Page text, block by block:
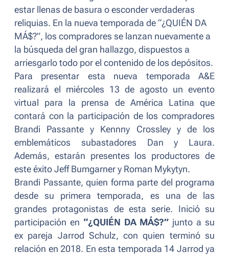
estar llenas de basura o esconder verdaderas
reliquias. En la nueva temporada de “¿QUIÉN DA
MÁ$?”, los compradores se lanzan nuevamente a
la búsqueda del gran hallazgo, dispuestos a
arriesgarlo todo por el contenido de los depósitos.
Para presentar esta nueva temporada A&E
realizará el miércoles 13 de agosto un evento
virtual para la prensa de América Latina que
contará con la participación de los compradores
Brandi Passante y Kennny Crossley y de los
emblemáticos subastadores Dan y Laura.
Además, estarán presentes los productores de
este éxito Jeff Bumgarner y Roman Mykytyn.
Brandi Passante, quien forma parte del programa
desde su primera temporada, es una de las
grandes protagonistas de esta serie. Inició su
participación en “¿QUIÉN DA MÁ$?” junto a su
ex pareja Jarrod Schulz, con quien terminó su
relación en 2018. En esta temporada 14 Jarrod ya